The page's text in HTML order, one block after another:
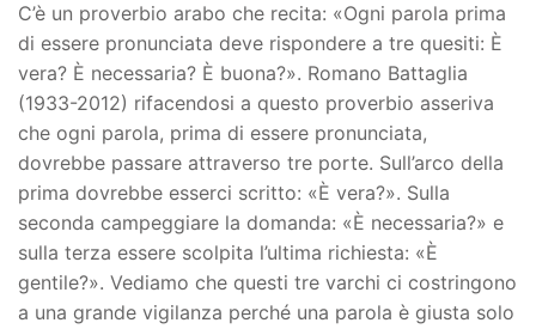
C’è un proverbio arabo che recita: «Ogni parola prima
di essere pronunciata deve rispondere a tre quesiti: È
vera? È necessaria? È buona?». Romano Battaglia
(1933-2012) rifacendosi a questo proverbio asseriva
che ogni parola, prima di essere pronunciata,
dovrebbe passare attraverso tre porte. Sull’arco della
prima dovrebbe esserci scritto: «È vera?». Sulla
seconda campeggiare la domanda: «È necessaria?» e
sulla terza essere scolpita l’ultima richiesta: «È
gentile?». Vediamo che questi tre varchi ci costringono
a una grande vigilanza perché una parola è giusta solo